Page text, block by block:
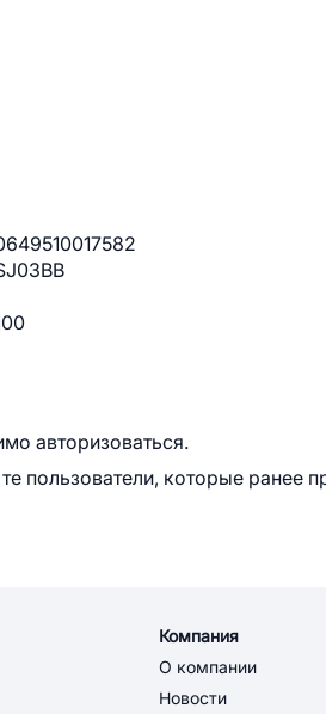
авторизоваться.
пользователи, которые ранее
Компания
О компании
Новости